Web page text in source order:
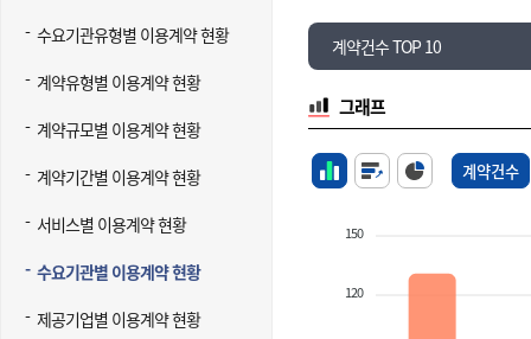
수요기관유형별 이용계약 현황
계약유형별 이용계약 현황
계약규모별 이용계약 현황
계약기간별 이용계약 현황
서비스별 이용계약 현황
수요기관별 이용계약 현황
제공기업별 이용계약 현황
계약건수 TOP 10
그래프
계약건수
150
120